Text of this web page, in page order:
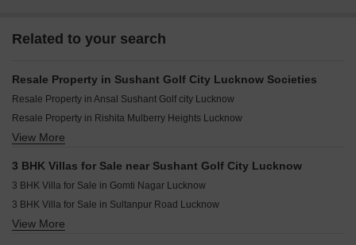
Related to your search
Resale Property in Sushant Golf City Lucknow Societies
Resale Property in Ansal Sushant Golf city Lucknow
Resale Property in Rishita Mulberry Heights Lucknow
Resale Property in One OAK Natura Lucknow
Resale Property in Ansal API Celebrity Gardens Lucknow
Resale Property in Chandra Panorama Lucknow
View More
3 BHK Villas for Sale near Sushant Golf City Lucknow
3 BHK Villa for Sale in Gomti Nagar Lucknow
3 BHK Villa for Sale in Sultanpur Road Lucknow
3 BHK Villa for Sale in Vrindavan Yojna Lucknow
View More